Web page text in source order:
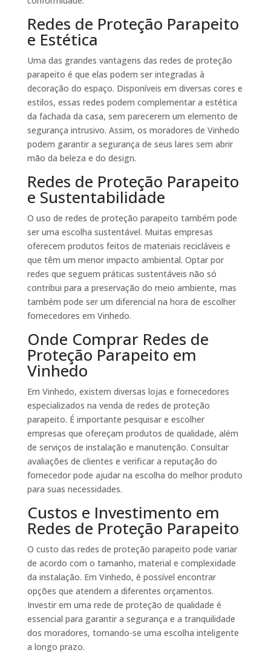
Redes de Proteção Parapeito
e Estética
Uma das grandes vantagens das redes de proteção
parapeito é que elas podem ser integradas à
decoração do espaço. Disponíveis em diversas cores e
estilos, essas redes podem complementar a estética
da fachada da casa, sem parecerem um elemento de
segurança intrusivo. Assim, os moradores de Vinhedo
podem garantir a segurança de seus lares sem abrir
mão da beleza e do design.
Redes de Proteção Parapeito
e Sustentabilidade
O uso de redes de proteção parapeito também pode
ser uma escolha sustentável. Muitas empresas
oferecem produtos feitos de materiais recicláveis e
que têm um menor impacto ambiental. Optar por
redes que seguem práticas sustentáveis não só
contribui para a preservação do meio ambiente, mas
também pode ser um diferencial na hora de escolher
fornecedores em Vinhedo.
Onde Comprar Redes de
Proteção Parapeito em
Vinhedo
Em Vinhedo, existem diversas lojas e fornecedores
especializados na venda de redes de proteção
parapeito. É importante pesquisar e escolher
empresas que ofereçam produtos de qualidade, além
de serviços de instalação e manutenção. Consultar
avaliações de clientes e verificar a reputação do
fornecedor pode ajudar na escolha do melhor produto
para suas necessidades.
Custos e Investimento em
Redes de Proteção Parapeito
O custo das redes de proteção parapeito pode variar
de acordo com o tamanho, material e complexidade
da instalação. Em Vinhedo, é possível encontrar
opções que atendem a diferentes orçamentos.
Investir em uma rede de proteção de qualidade é
essencial para garantir a segurança e a tranquilidade
dos moradores, tornando-se uma escolha inteligente
a longo prazo.